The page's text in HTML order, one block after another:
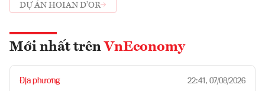
DỰ ÁN HOIAN D’OR
Mới nhất trên VnEconomy
Địa phương 22:41, 07/08/2026